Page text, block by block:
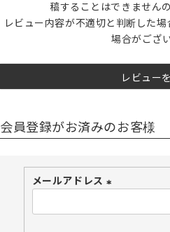
稿することはできません
レビュー内容が不適切と判断した
場合がござ
レビュー
会員登録がお済みのお客様
メールアドレス
必